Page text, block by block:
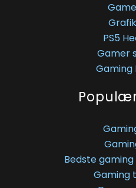
PS5
Gamer
Gaming
Bedste gaming
Gaming